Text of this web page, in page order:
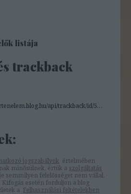
listája
trackback
https://ritkanlathatotortenelem.blog.hu/api/trackback/id/5657339
jogszabályok értelmében
minősülnek, értük a szolgáltatás
semmilyen felelősséget nem vállal,
esetén forduljon a blog
a Felhasználási feltételekben